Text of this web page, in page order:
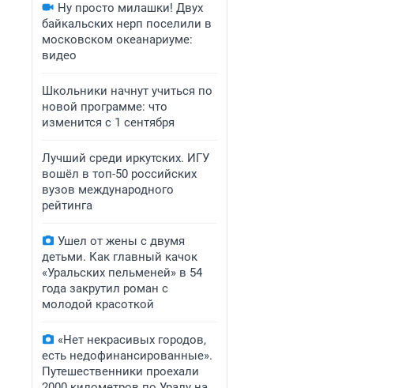
Ну просто милашки! Двух
байкальских нерп поселили в
московском океанариуме:
видео
Школьники начнут учиться по
новой программе: что
изменится с 1 сентября
Лучший среди иркутских. ИГУ
вошёл в топ-50 российских
вузов международного
рейтинга
Ушел от жены с двумя
детьми. Как главный качок
«Уральских пельменей» в 54
года закрутил роман с
молодой красоткой
«Нет некрасивых городов,
есть недофинансированные».
Путешественники проехали